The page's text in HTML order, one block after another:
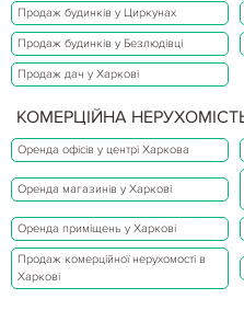
Продаж будинків у Циркунах
Продаж будинків у Безлюдівці
Продаж дач у Харкові
КОМЕРЦІЙНА
Оренда офісів у центрі Харкова
Оренда магазинів у Харкові
Оренда приміщень у Харкові
Продаж комерційної нерухомості в
Харкові